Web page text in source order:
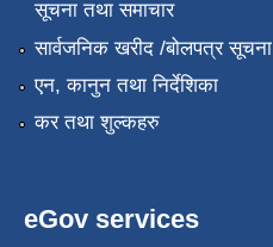
सूचना तथा समाचार
सार्वजनिक खरीद /बोलपत्र सूचना
एन, कानुन तथा निर्देशिका
कर तथा शुल्कहरु
eGov services